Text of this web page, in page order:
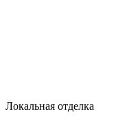
Локальная отделка